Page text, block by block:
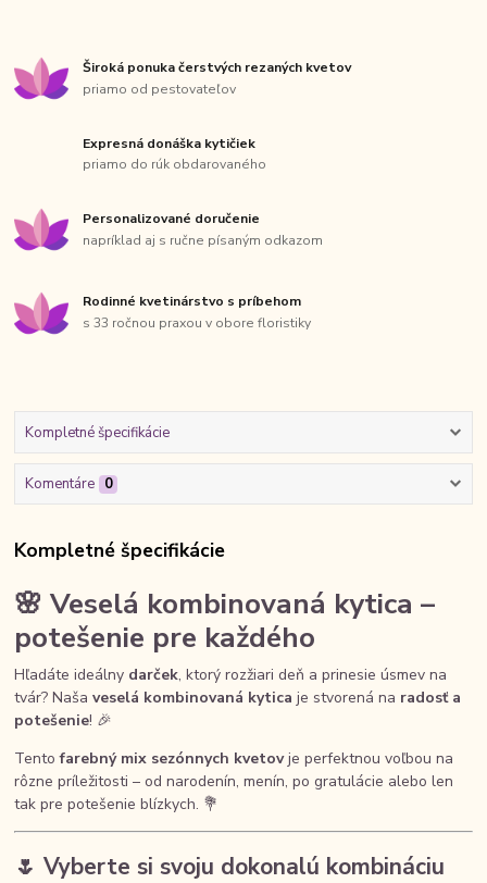
Široká ponuka čerstvých rezaných kvetov
priamo od pestovateľov
Expresná donáška kytičiek
priamo do rúk obdarovaného
Personalizované doručenie
napríklad aj s ručne písaným odkazom
Rodinné kvetinárstvo s príbehom
s 33 ročnou praxou v obore floristiky
Kompletné špecifikácie
Komentáre 0
Kompletné špecifikácie
🌸 Veselá kombinovaná kytica –
potešenie pre každého
Hľadáte ideálny darček, ktorý rozžiari deň a prinesie úsmev na
tvár? Našaveselá kombinovaná kytica je stvorená na radosť a
potešenie! 🎉
Tentofarebný mix sezónnych kvetovje perfektnou voľbou na
rôzne príležitosti – od narodenín, menín, po gratulácie alebo len
tak pre potešenie blízkych. 💐
🌷 Vyberte si svoju dokonalú kombináciu